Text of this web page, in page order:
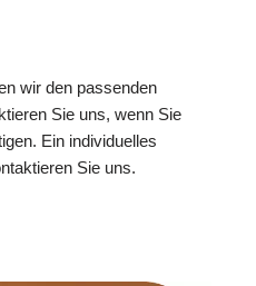
wir den passenden
Sie uns, wenn Sie
Ein individuelles
Sie uns.